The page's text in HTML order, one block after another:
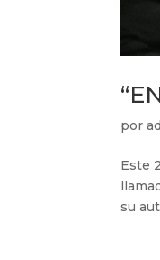
por
Este
su